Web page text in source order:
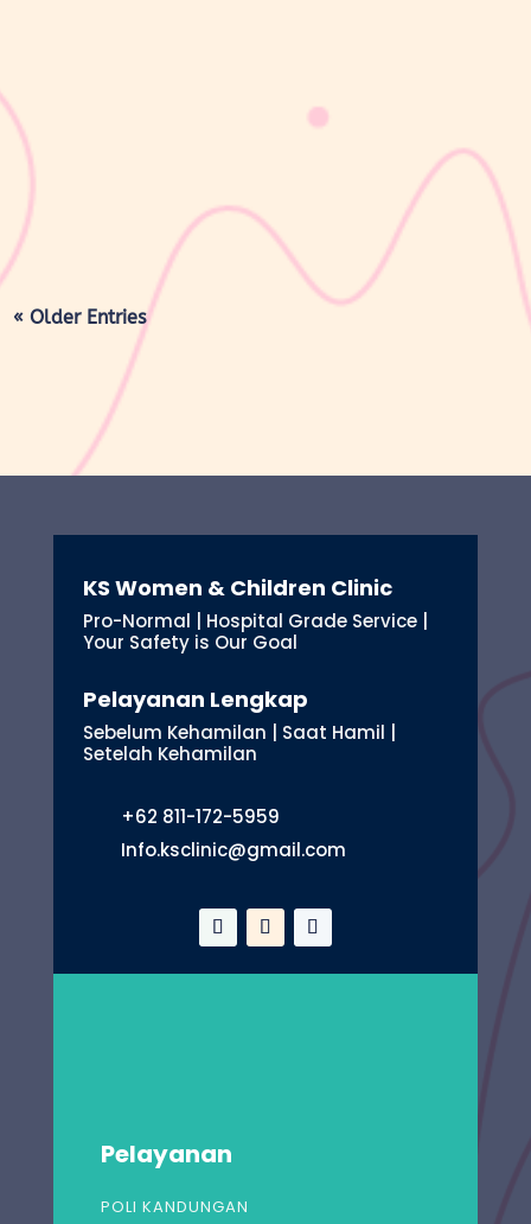
yang dimulai sejak bayi lahir hingga organ reproduksi kembali
seperti sebelum hamil. Selama masa ini, tubuh Moms akan
mengalami berbagai perubahan, mulai dari rahim yang berangsur
« Older Entries
KS Women & Children Clinic
Pro-Normal | Hospital Grade Service |
Your Safety is Our Goal
Pelayanan Lengkap
Sebelum Kehamilan | Saat Hamil |
Setelah Kehamilan
+62 811-172-5959
Info.ksclinic@gmail.com
Pelayanan
POLI KANDUNGAN